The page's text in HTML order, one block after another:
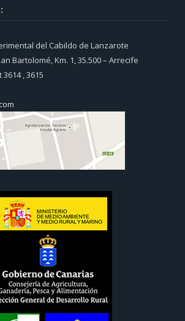
del Cabildo de Lanzarote
Bartolomé, Km. 1, 35.500 – Arrecife
3614 , 3615